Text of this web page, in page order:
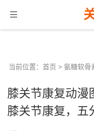
当前位置： 首页 > 氨糖软骨
膝关节康复动漫
膝关节康复，五